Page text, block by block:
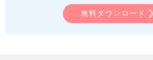
無料ダウンロード